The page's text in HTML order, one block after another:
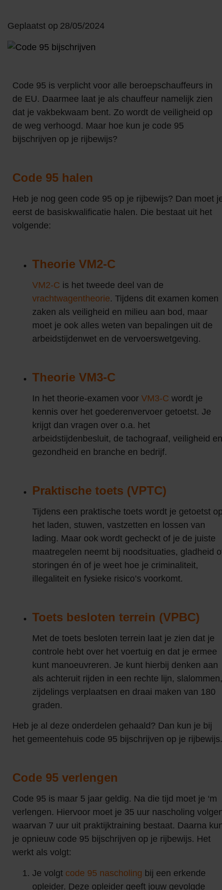
Geplaatst op 28/05/2024
Code 95 is verplicht voor alle beroepschauffeurs in
de EU. Daarmee laat je als chauffeur namelijk zien
dat je vakbekwaam bent. Zo wordt de veiligheid op
de weg verhoogd. Maar hoe kun je code 95
bijschrijven op je rijbewijs?
Code 95 halen
Heb je nog geen code 95 op je rijbewijs? Dan moet
eerst de basiskwalificatie halen. Die bestaat uit het
volgende:
Theorie VM2-C
VM2-C is het tweede deel van de
vrachtwagentheorie. Tijdens dit examen komen
zaken als veiligheid en milieu aan bod, maar
moet je ook alles weten van bepalingen uit de
arbeidstijdenwet en de vervoerswetgeving.
Theorie VM3-C
In het theorie-examen voor VM3-C wordt je
kennis over het goederenvervoer getoetst. Je
krijgt dan vragen over o.a. het
arbeidstijdenbesluit, de tachograaf, veiligheid en
gezondheid en branche en bedrijf.
Praktische toets (VPTC)
Tijdens een praktische toets wordt je getoetst
het laden, stuwen, vastzetten en lossen van
lading. Maar ook wordt gecheckt of je de juiste
maatregelen neemt bij noodsituaties, gladheid
storingen én of je weet hoe je criminaliteit,
illegaliteit en fysieke risico’s voorkomt.
Toets besloten terrein (VPBC)
Met de toets besloten terrein laat je zien dat je
controle hebt over het voertuig en dat je ermee
kunt manoeuvreren. Je kunt hierbij denken aan
als achteruit rijden in een rechte lijn, slalommen,
zijdelings verplaatsen en draai maken van 180
graden.
Heb je al deze onderdelen gehaald? Dan kun je bij
het gemeentehuis code 95 bijschrijven op je rijbewijs.
Code 95 verlengen
Code 95 is maar 5 jaar geldig. Na die tijd moet je ‘m
verlengen. Hiervoor moet je 35 uur nascholing
waarvan 7 uur uit praktijktraining bestaat. Daarna
je opnieuw code 95 bijschrijven op je rijbewijs. Het
werkt als volgt:
Je volgt code 95 nascholing bij een erkende
opleider. Deze opleider geeft jouw gevolgde